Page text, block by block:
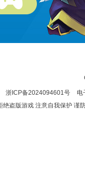
浙ICP备2024094601号
绝盗版游戏 注意自我保护 谨